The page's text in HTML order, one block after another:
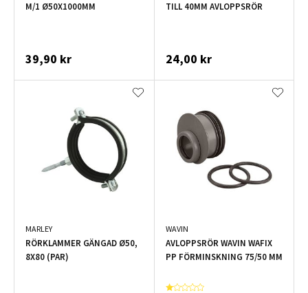
M/1 Ø50X1000MM
39,90 kr
TILL 40MM AVLOPPSRÖR
24,00 kr
MARLEY
RÖRKLAMMER GÄNGAD Ø50,
8X80 (PAR)
WAVIN
AVLOPPSRÖR WAVIN WAFIX
PP FÖRMINSKNING 75/50 MM